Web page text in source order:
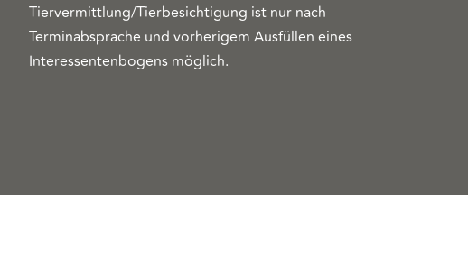
Tiervermittlung/Tierbesichtigung ist nur nach
Terminabsprache und vorherigem Ausfüllen eines
Interessentenbogens möglich.